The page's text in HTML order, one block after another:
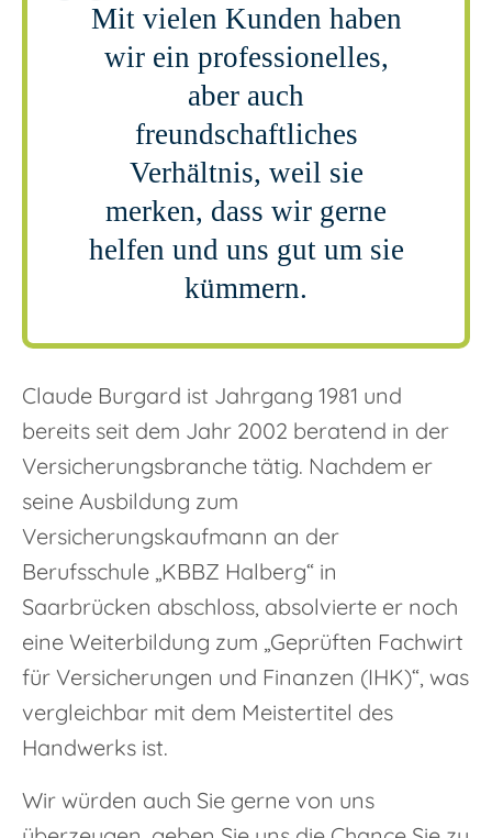
Mit vielen Kunden haben
wir ein professionelles,
aber auch
freundschaftliches
Verhältnis, weil sie
merken, dass wir gerne
helfen und uns gut um sie
kümmern.
Claude Burgard ist Jahrgang 1981 und
bereits seit dem Jahr 2002 beratend in der
Versicherungsbranche tätig. Nachdem er
seine Ausbildung zum
Versicherungskaufmann an der
Berufsschule „KBBZ Halberg“ in
Saarbrücken abschloss, absolvierte er noch
eine Weiterbildung zum „Geprüften Fachwirt
für Versicherungen und Finanzen (IHK)“, was
vergleichbar mit dem Meistertitel des
Handwerks ist.
Wir würden auch Sie gerne von uns